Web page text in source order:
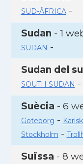
SUD-ÂFRICA-
Sudan - 1
SUDAN -
Sudan del
SOUTH SUDAN -
Suècia - 6
Goteborg -
Stockholm -
Suïssa - 8